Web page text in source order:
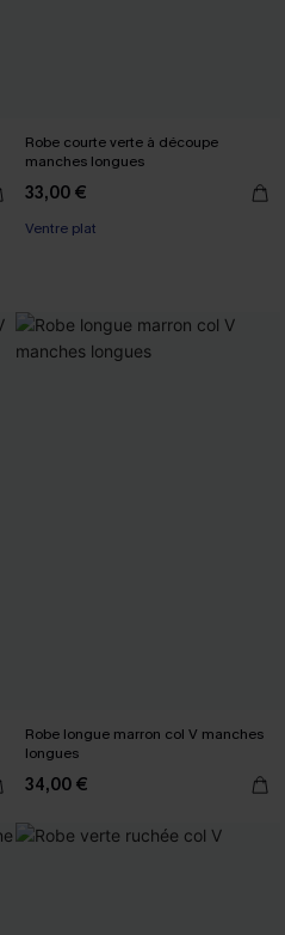
Robe courte verte à découpe
manches longues
33,00 €
Ventre plat
Robe longue marron col V manches
longues
34,00 €